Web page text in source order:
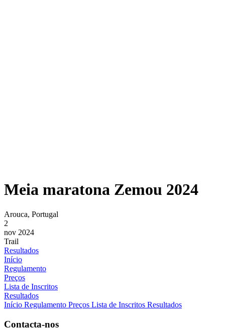
Meia maratona Zemou 2024
Arouca, Portugal
2
nov 2024
Trail
Resultados
Início
Regulamento
Preços
Lista de Inscritos
Resultados
Início Regulamento Preços Lista de Inscritos Resultados
Contacta-nos